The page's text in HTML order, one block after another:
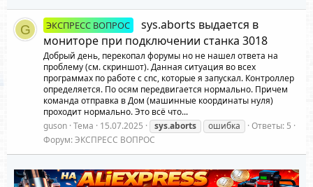
G ЭКСПРЕСС ВОПРОС
sys.aborts выдается в
мониторе при подключении станка 3018
Добрый день, перекопал форумы но не нашел ответа на
проблему (см. скриншот). Данная ситуация во всех
программах по работе с cnc, которые я запускал. Контроллер
определяется. По осям передвигается нормально. Причем
команда отправка в Дом (машинные координаты нуля)
проходит нормально. Это всё что...
guson Тема 15.07.2025 sys.aborts ошибка
Ответы: 5
Форум:ЭКСПРЕСС ВОПРОС